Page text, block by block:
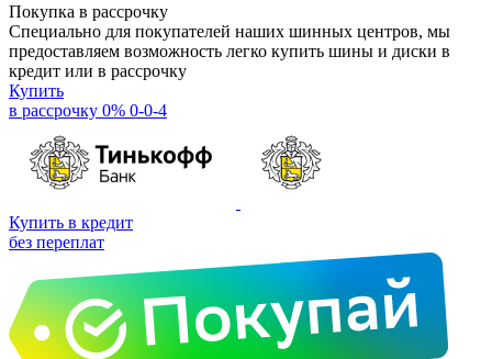
Покупка в рассрочку
Специально для покупателей наших шинных центров, мы
предоставляем возможность легко купить шины и диски в
кредит или в рассрочку
Купить
в рассрочку 0% 0-0-4
Купить в кредит
без переплат